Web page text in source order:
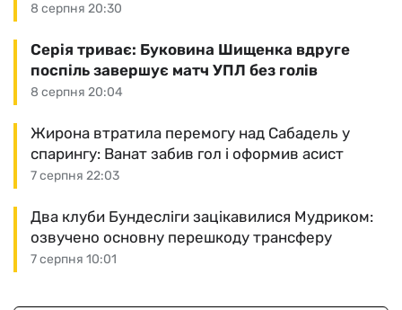
8 серпня 20:30
8 серпня 20:04
Серія триває: Буковина Шищенка вдруге
поспіль завершує матч УПЛ без голів
7 серпня 22:03
Жирона втратила перемогу над Сабадель у
спарингу: Ванат забив гол і оформив асист
7 серпня 10:01
Два клуби Бундесліги зацікавилися Мудриком:
озвучено основну перешкоду трансферу